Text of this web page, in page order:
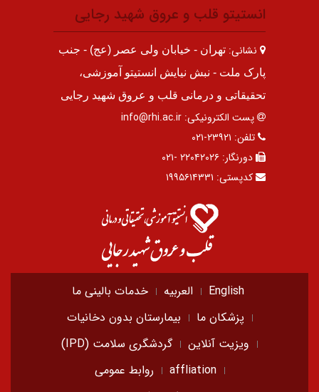
انستیتو قلب و عروق شهید رجایی
نشانی: تهران - خیابان ولی عصر (عج) - جنب
پارک ملت - نبش نیایش انستیتو آموزشی،
تحقیقاتی و درمانی قلب و عروق شهید رجایی
پست الکترونیکی: info@rhi.ac.ir
تلفن: ۲۳۹۲۱-۰۲۱
دورنگار: ۲۲۰۴۲۰۲۶ -۰۲۱
کدپستی: ۱۹۹۵۶۱۴۳۳۱
English العربیه
خدمات بالینی ما
پزشکان ما
بیمارستان بدون دخانیات
ویزیت آنلاین
گردشگری سلامت (IPD)
affliation
روابط عمومی